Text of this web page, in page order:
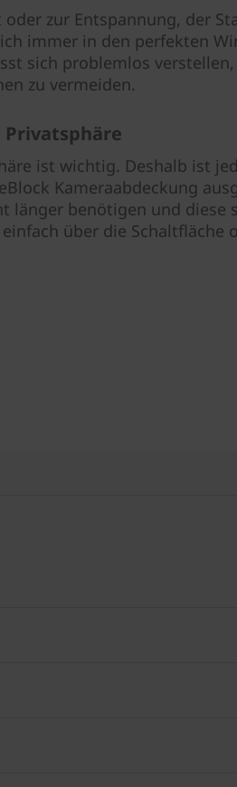
oder zur Entspannung, der
immer in den perfekten
sich problemlos
zu vermeiden.
ist wichtig. Deshalb ist
Kameraabdeckung
länger benötigen und diese
über die Schaltfläche